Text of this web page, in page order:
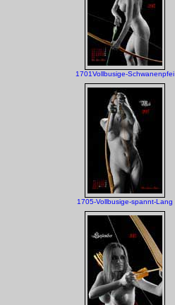
1701Vollbusige-Schwanenpfei
1705-Vollbusige-spannt-Lang